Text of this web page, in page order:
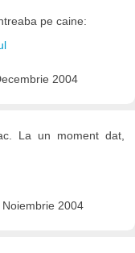
pe caine:
2004
La un moment dat,
Noiembrie 2004